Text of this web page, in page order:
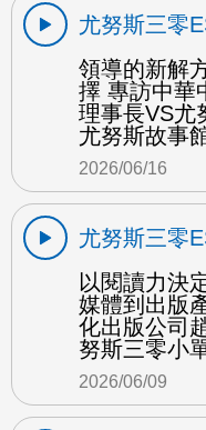
尤努斯三零
領導的新解
擇 專訪中華
理事長VS尤
尤努斯故事
2026/06/16
尤努斯三零
以閱讀力決
媒體到出版
化出版公司
努斯三零小
2026/06/09